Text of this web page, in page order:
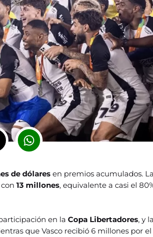
de dólares en premios acumulados. La
con13 millones, equivalente a casi el
en laCopa Libertadores, y la
que Vasco recibió 6 millones por el